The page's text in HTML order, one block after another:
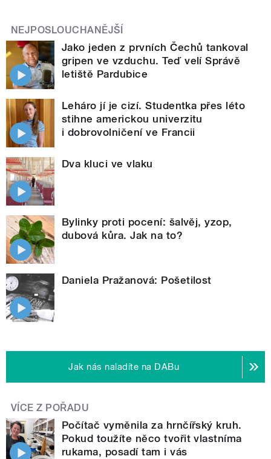
NEJPOSLOUCHANĚJŠÍ
Jako jeden z prvních Čechů tankoval
gripen ve vzduchu. Teď velí Správě
letiště Pardubice
Leháro jí je cizí. Studentka přes léto
stihne americkou univerzitu
i dobrovolničení ve Francii
Dva kluci ve vlaku
Bylinky proti pocení: šalvěj, yzop,
dubová kůra. Jak na to?
Daniela Pražanová: Pošetilost
Jak nás naladíte na DABu
VÍCE Z POŘADU
Počítač vyměnila za hrnčířský kruh.
Pokud toužíte něco tvořit vlastníma
rukama, posadí tam i vás